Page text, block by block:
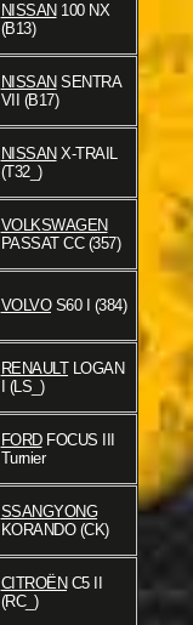
NISSAN 100 NX
(B13)
NISSAN SENTRA
VII (B17)
NISSAN X-TRAIL
(T32_)
VOLKSWAGEN
PASSAT CC (357)
VOLVOS60 I (384)
RENAULTLOGAN
I (LS_)
FORDFOCUS III
Turnier
SSANGYONG
KORANDO (CK)
CITROËN C5 II
(RC_)